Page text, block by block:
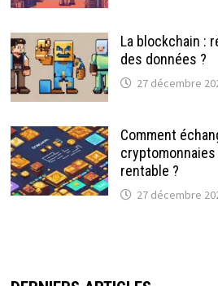
La blockchain :
des données ?
27 décembre
Comment
rentable ?
27 décembre